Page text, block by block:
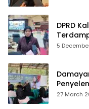
DPRD
Pusat
5
dan
27 March